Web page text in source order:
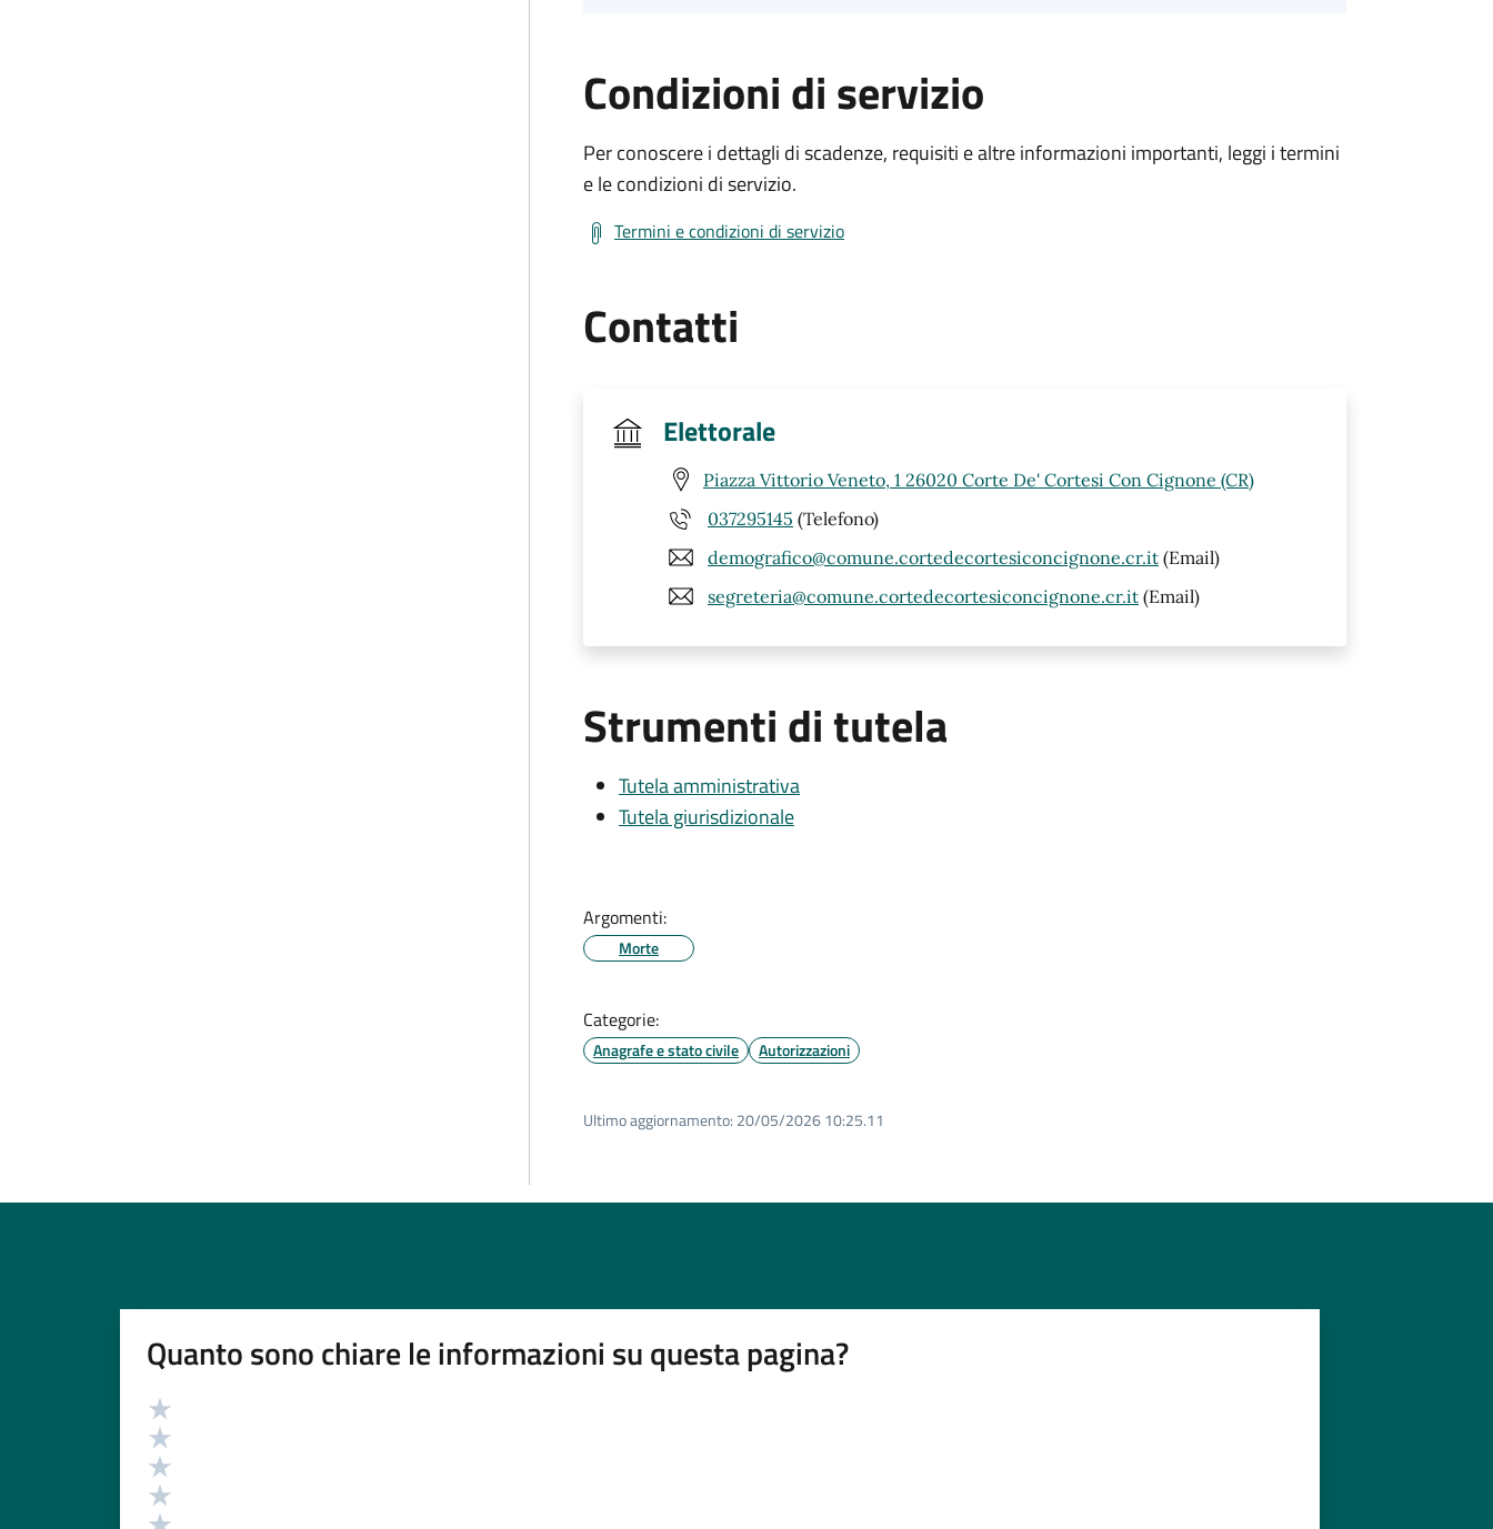
Condizioni di servizio
Per conoscere i dettagli di scadenze, requisiti e altre informazioni importanti, leggi i termini
e le condizioni di servizio.
Termini e condizioni di servizio
Contatti
Elettorale
Piazza Vittorio Veneto, 1 26020 Corte De' Cortesi Con Cignone (CR)
037295145 (Telefono)
demografico@comune.cortedecortesiconcignone.cr.it (Email)
segreteria@comune.cortedecortesiconcignone.cr.it (Email)
Strumenti di tutela
Tutela amministrativa
Tutela giurisdizionale
Argomenti:
Morte
Categorie:
Anagrafe e stato civile Autorizzazioni
Ultimo aggiornamento: 20/05/2026 10:25.11
Quanto sono chiare le informazioni su questa pagina?
Valutazione